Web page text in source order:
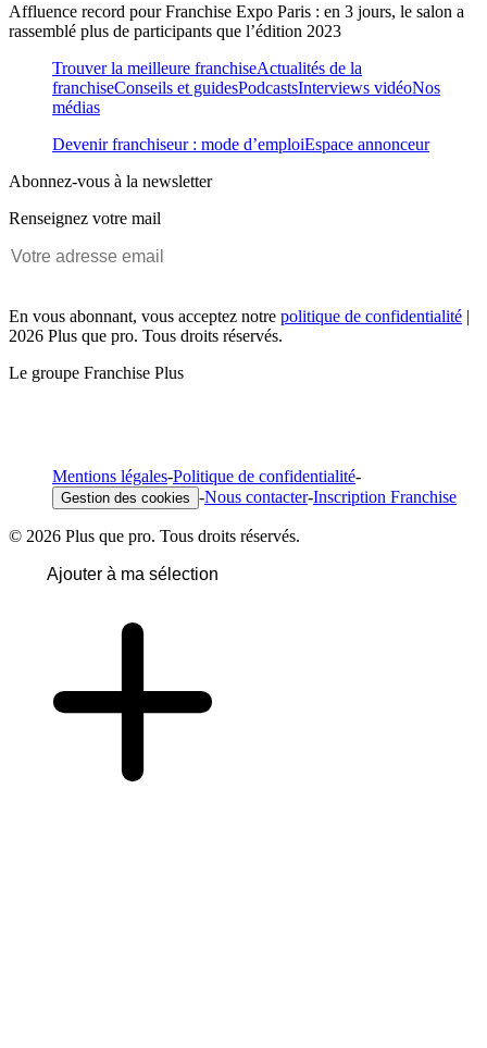
Affluence record pour Franchise Expo Paris : en 3 jours, le salon a
rassemblé plus de participants que l’édition 2023
Trouver la meilleure franchiseActualités de la
franchiseConseils et guidesPodcastsInterviews vidéoNos
médias
Devenir franchiseur : mode d’emploiEspace annonceur
Abonnez-vous à la newsletter
Renseignez votre mail
En vous abonnant, vous acceptez notre politique de confidentialité |
2026 Plus que pro. Tous droits réservés.
Le groupe Franchise Plus
Mentions légales-Politique de confidentialité-
Gestion des cookies -Nous contacter-Inscription Franchise
© 2026 Plus que pro. Tous droits réservés.
Ajouter à ma sélection